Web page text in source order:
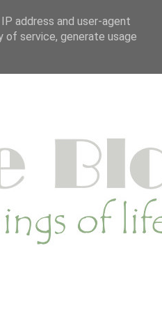
SAMENWERKEN
address and user-agent
of service, generate usage